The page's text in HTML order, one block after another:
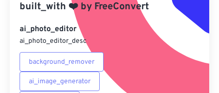
另存為預設
built_with ❤️ by FreeConvert
ai_photo_editor
ai_photo_editor_desc
background_remover
ai_image_generator